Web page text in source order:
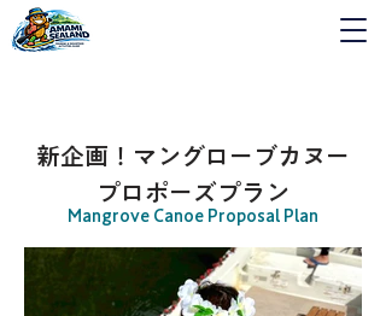
新企画！マングローブカヌー
プロポーズプラン
Mangrove Canoe Proposal Plan